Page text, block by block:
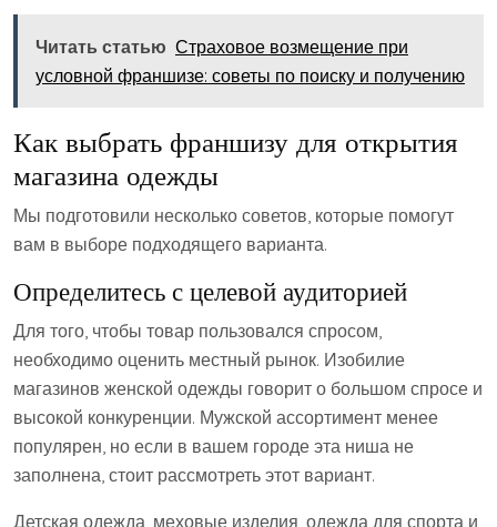
Читать статью Страховое возмещение при
условной франшизе: советы по поиску и получению
Как выбрать франшизу для открытия
магазина одежды
Мы подготовили несколько советов, которые помогут
вам в выборе подходящего варианта.
Определитесь с целевой аудиторией
Для того, чтобы товар пользовался спросом,
необходимо оценить местный рынок. Изобилие
магазинов женской одежды говорит о большом спросе и
высокой конкуренции. Мужской ассортимент менее
популярен, но если в вашем городе эта ниша не
заполнена, стоит рассмотреть этот вариант.
Детская одежда, меховые изделия, одежда для спорта и